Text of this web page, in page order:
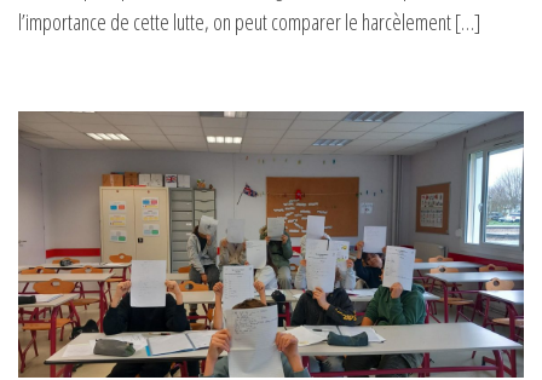
l’importance de cette lutte, on peut comparer le harcèlement […]